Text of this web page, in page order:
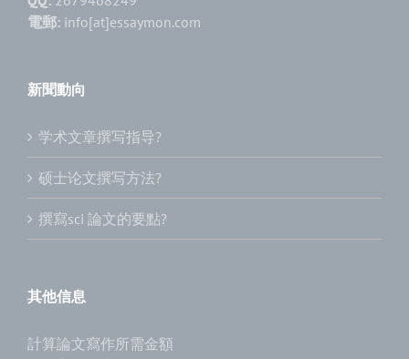
電郵: info[at]essaymon.com
新聞動向
学术文章撰写指导?
硕士论文撰写方法?
撰寫sci 論文的要點?
其他信息
計算論文寫作所需金額